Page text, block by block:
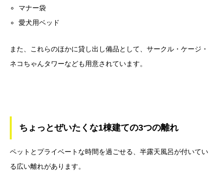
マナー袋
愛犬用ベッド
また、これらのほかに貸し出し備品として、サークル・ケージ・
ネコちゃんタワーなども用意されています。
ちょっとぜいたくな1棟建ての3つの離れ
ペットとプライベートな時間を過ごせる、半露天風呂が付いてい
る広い離れがあります。